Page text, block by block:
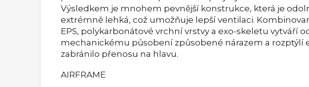
Výsledkem je mnohem pevnější konstrukce, která je
extrémně lehká, což umožňuje lepší ventilaci.
EPS, polykarbonátové vrchní vrstvy a exo-skeletu vytváří
mechanickému působení způsobené nárazem a rozptýlí
zabránilo přenosu na hlavu.
AIRFRAME